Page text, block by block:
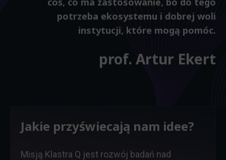
potrzeba ekosystemu i dobrej woli
instytucji, które mogą pomóc.
prof. Artur Ekert
Jakie przyświecają nam idee?
Misją Klastra Q jest rozwój badań nad